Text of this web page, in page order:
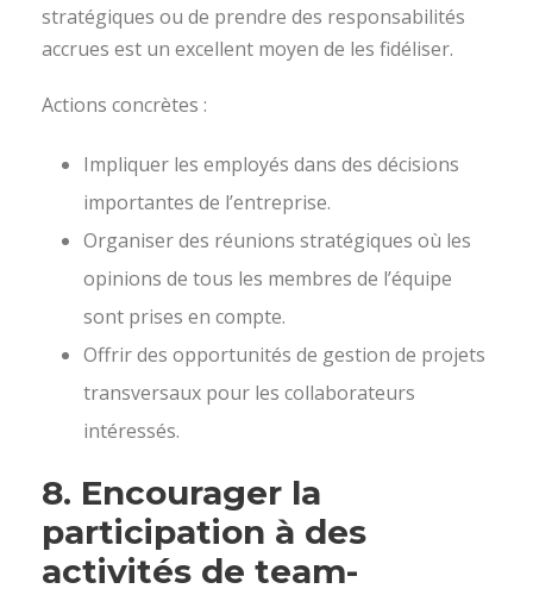
stratégiques ou de prendre des responsabilités
accrues est un excellent moyen de les fidéliser.
Actions concrètes :
Impliquer les employés dans des décisions
importantes de l’entreprise.
Organiser des réunions stratégiques où les
opinions de tous les membres de l’équipe
sont prises en compte.
Offrir des opportunités de gestion de projets
transversaux pour les collaborateurs
intéressés.
8. Encourager la
participation à des
activités de team-